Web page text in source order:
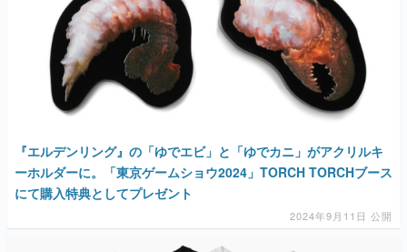
『エルデンリング』の「ゆでエビ」と「ゆでカニ」がアクリルキ
ーホルダーに。「東京ゲームショウ2024」TORCH TORCHブース
にて購入特典としてプレゼント
2024年9月11日 公開